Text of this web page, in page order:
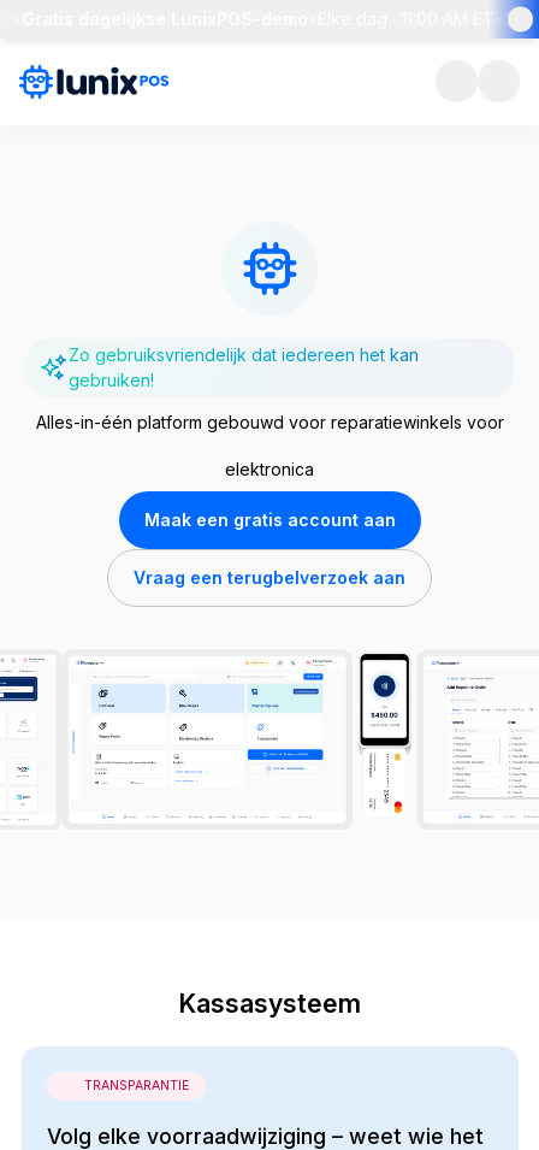
30 min.
Zo gebruiksvriendelijk dat iedereen het kan
gebruiken!
Alles-in-één platform gebouwd voor reparatiewinkels voor
elektronica
Maak een gratis account aan
Vraag een terugbelverzoek aan
Kassasysteem
TRANSPARANTIE
Volg elke voorraadwijziging – weet wie het